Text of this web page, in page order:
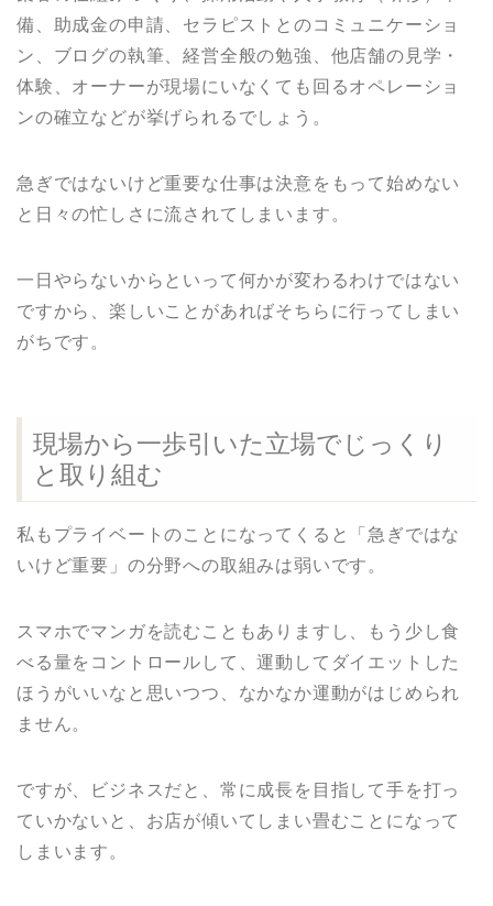
備、助成金の申請、セラピストとのコミュニケーショ
ン、ブログの執筆、経営全般の勉強、他店舗の見学・
体験、オーナーが現場にいなくても回るオペレーショ
ンの確立などが挙げられるでしょう。
急ぎではないけど重要な仕事は決意をもって始めない
と日々の忙しさに流されてしまいます。
一日やらないからといって何かが変わるわけではない
ですから、楽しいことがあればそちらに行ってしまい
がちです。
現場から一歩引いた立場でじっくり
と取り組む
私もプライベートのことになってくると「急ぎではな
いけど重要」の分野への取組みは弱いです。
スマホでマンガを読むこともありますし、もう少し食
べる量をコントロールして、運動してダイエットした
ほうがいいなと思いつつ、なかなか運動がはじめられ
ません。
ですが、ビジネスだと、常に成長を目指して手を打っ
ていかないと、お店が傾いてしまい畳むことになって
しまいます。